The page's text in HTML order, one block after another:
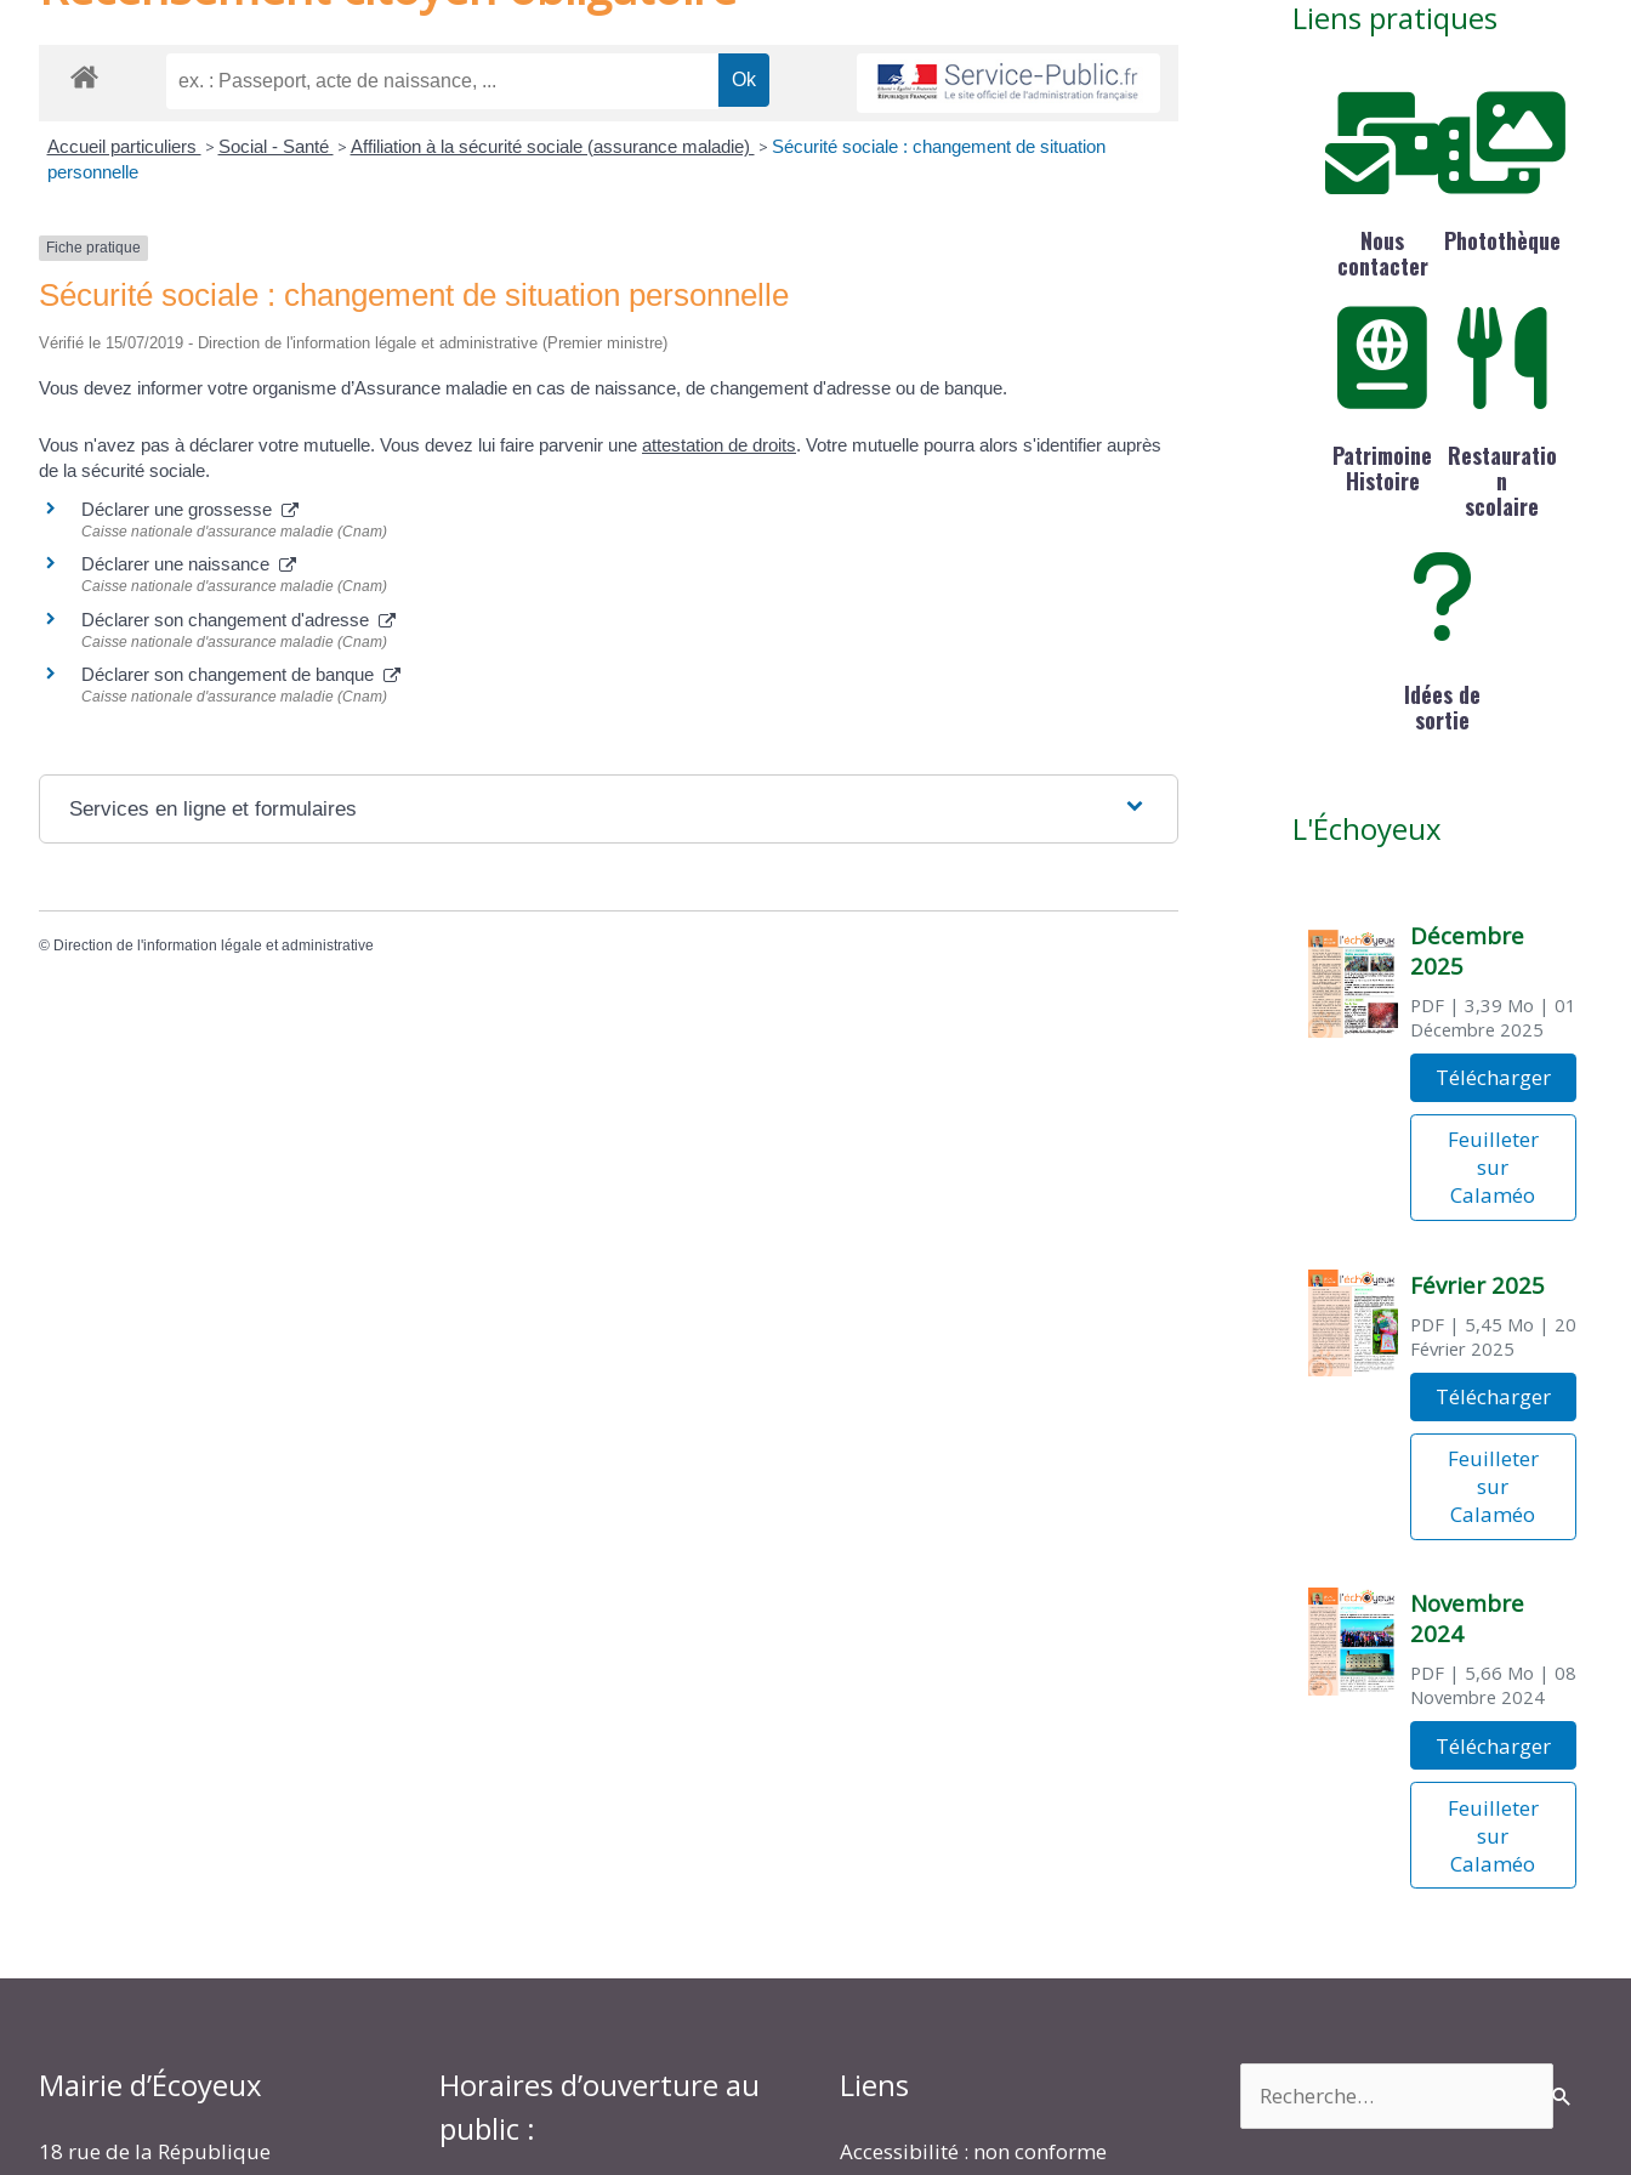
Accueil particuliers > Social - Santé > Affiliation à la sécurité sociale (assurance maladie) > Sécurité sociale : changement de situation
personnelle
Fiche pratique
Sécurité sociale : changement de situation personnelle
Vérifié le 15/07/2019 - Direction de l'information légale et administrative (Premier ministre)
Vous devez informer votre organisme d’Assurance maladie en cas de naissance, de changement d'adresse ou de banque.
Vous n'avez pas à déclarer votre mutuelle. Vous devez lui faire parvenir une attestation de droits. Votre mutuelle pourra alors s'identifier auprès
de la sécurité sociale.
Déclarer une grossesse
Caisse nationale d'assurance maladie (Cnam)
Déclarer une naissance
Caisse nationale d'assurance maladie (Cnam)
Déclarer son changement d'adresse
Caisse nationale d'assurance maladie (Cnam)
Déclarer son changement de banque
Caisse nationale d'assurance maladie (Cnam)
Services en ligne et formulaires
© Direction de l'information légale et administrative
Liens pratiques
Nous
contacter
Photothèque
Patrimoine
Histoire
Restauratio
n
scolaire
Idées de
sortie
L'Échoyeux
Décembre
2025
PDF| 3,39 Mo | 01
Décembre 2025
Télécharger
Feuilleter
sur
Calaméo
Février 2025
PDF| 5,45 Mo | 20
Février 2025
Télécharger
Feuilleter
sur
Calaméo
Novembre
2024
PDF| 5,66 Mo | 08
Novembre 2024
Télécharger
Feuilleter
sur
Calaméo
Mairie d’Écoyeux
18 rue de la République
Horaires d’ouverture au
public :
Liens
Accessibilité : non conforme